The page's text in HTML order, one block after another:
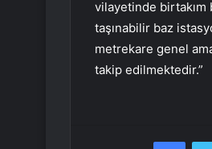
vilayetinde birtakım
taşınabilir baz
metrekare genel
takip edilmektedir.”